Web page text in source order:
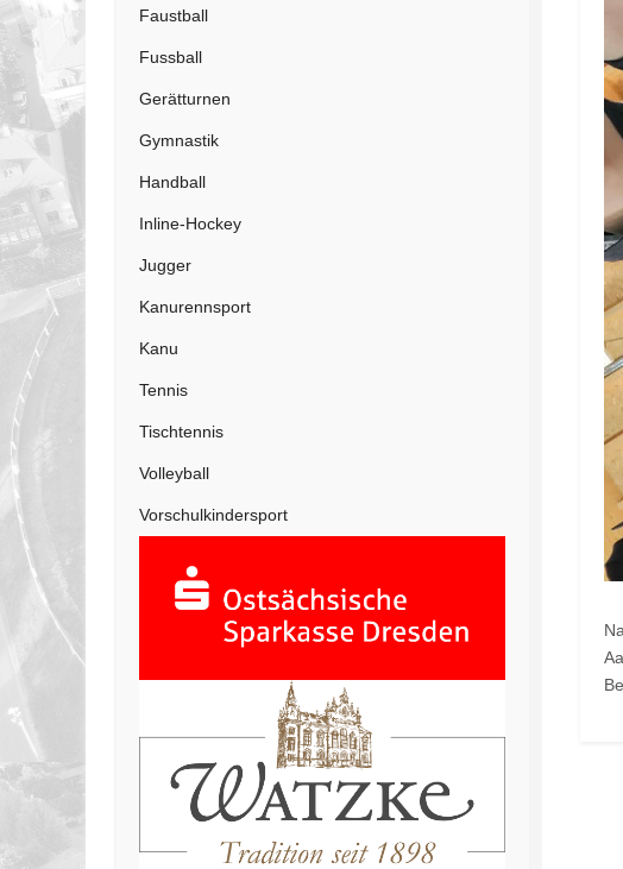
Faustball
Fussball
Gerätturnen
Gymnastik
Handball
Inline-Hockey
Jugger
Kanurennsport
Kanu
Tennis
Tischtennis
Volleyball
Vorschulkindersport